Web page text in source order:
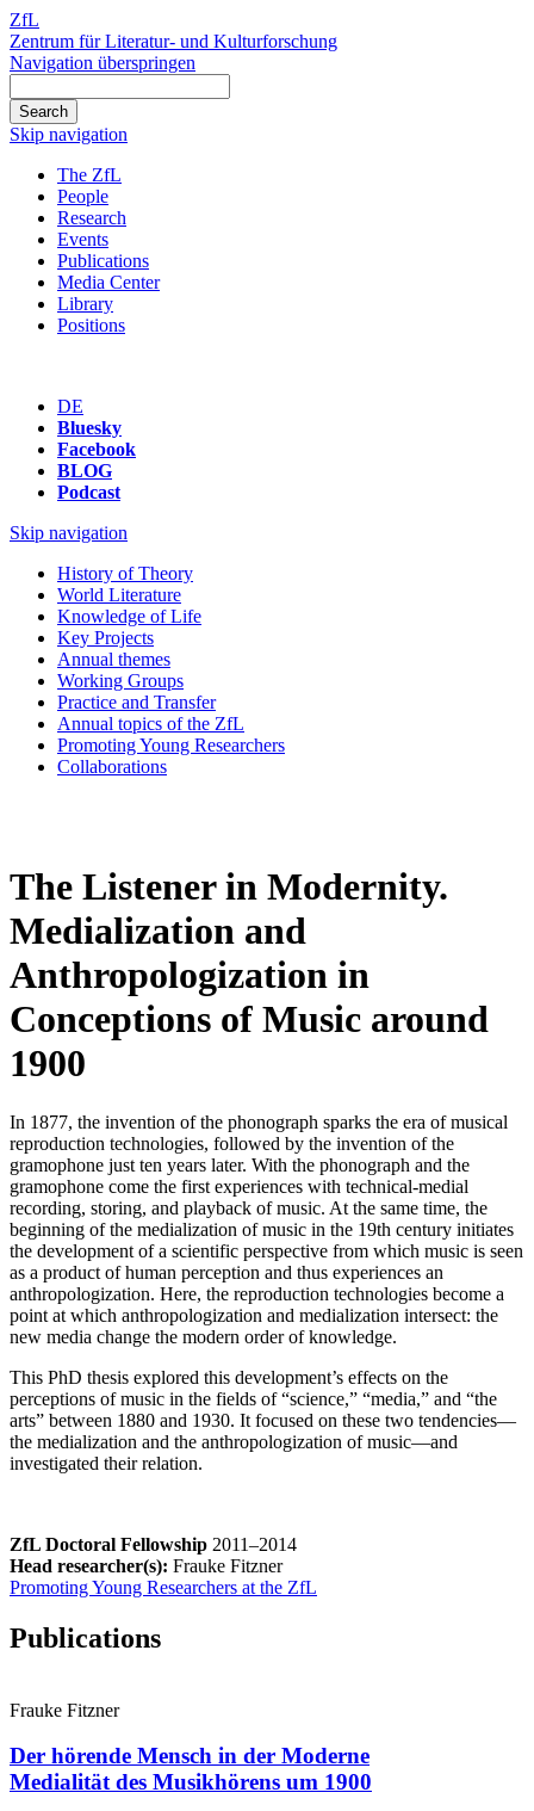
ZfL
Zentrum für Literatur- und Kulturforschung
Navigation überspringen
Skip navigation
The ZfL
People
Research
Events
Publications
Media Center
Library
Positions
DE
Bluesky
Facebook
BLOG
Podcast
Skip navigation
History of Theory
World Literature
Knowledge of Life
Key Projects
Annual themes
Working Groups
Practice and Transfer
Annual topics of the ZfL
Promoting Young Researchers
Collaborations
The Listener in Modernity.
Medialization and
Anthropologization in
Conceptions of Music around
1900
In 1877, the invention of the phonograph sparks the era of musical
reproduction technologies, followed by the invention of the
gramophone just ten years later. With the phonograph and the
gramophone come the first experiences with technical-medial
recording, storing, and playback of music. At the same time, the
beginning of the medialization of music in the 19th century initiates
the development of a scientific perspective from which music is seen
as a product of human perception and thus experiences an
anthropologization. Here, the reproduction technologies become a
point at which anthropologization and medialization intersect: the
new media change the modern order of knowledge.
This PhD thesis explored this development’s effects on the
perceptions of music in the fields of “science,” “media,” and “the
arts” between 1880 and 1930. It focused on these two tendencies—
the medialization and the anthropologization of music—and
investigated their relation.
ZfL Doctoral Fellowship 2011–2014
Head researcher(s): Frauke Fitzner
Promoting Young Researchers at the ZfL
Publications
Frauke Fitzner
Der hörende Mensch in der Moderne
Medialität des Musikhörens um 1900